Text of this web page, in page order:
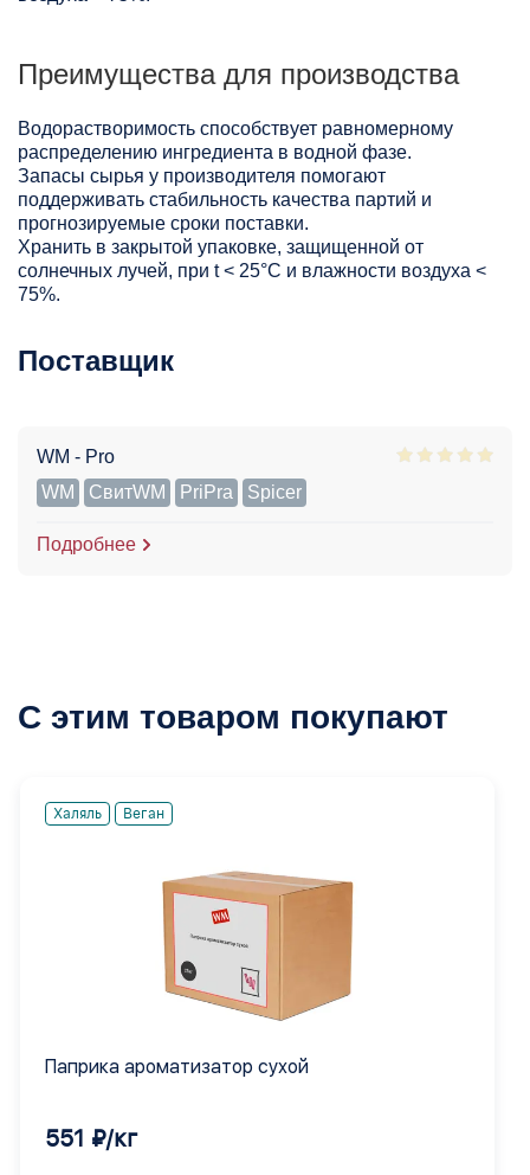
Преимущества для производства
Водорастворимость способствует равномерному
распределению ингредиента в водной фазе.
Запасы сырья у производителя помогают
поддерживать стабильность качества партий и
прогнозируемые сроки поставки.
Хранить в закрытой упаковке, защищенной от
солнечных лучей, при t < 25°С и влажности воздуха <
75%.
Поставщик
WM - Pro
WM
СвитWM PriPra Spicer
Подробнее
С этим товаром покупают
Халяль Веган
Паприка ароматизатор сухой
551 ₽/кг